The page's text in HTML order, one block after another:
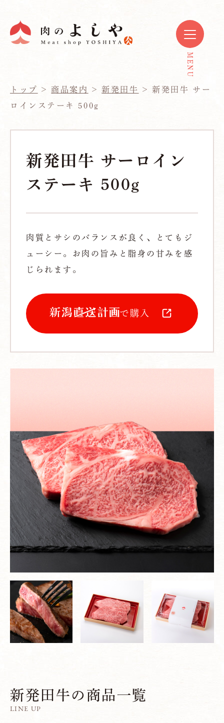
トップ > 商品案内 >新発田牛 >新発田牛 サー
ロインステーキ 500g
新発田牛 サーロイン
ステーキ 500g
肉質とサシのバランスが良く、とてもジ
ューシー。お肉の旨みと脂身の甘みを感
じられます。
で購入
新発田牛の商品一覧
LINE UP